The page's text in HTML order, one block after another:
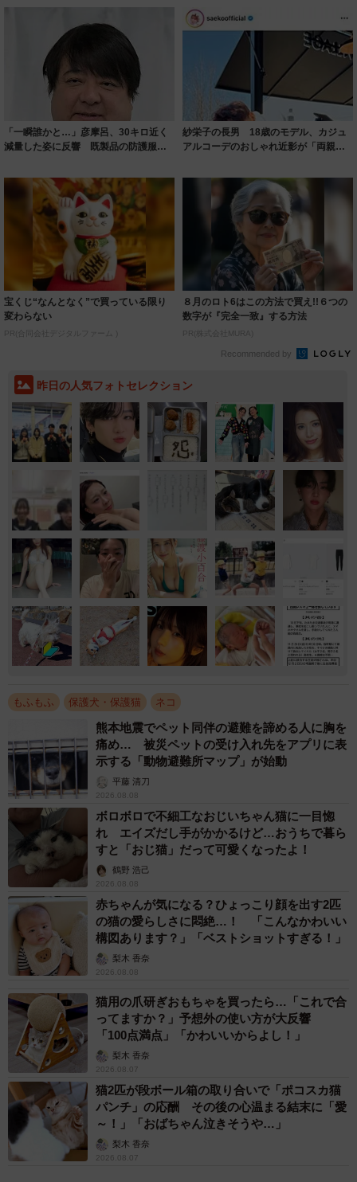
「一瞬誰かと…」彦摩呂、30キロ近く
減量した姿に反響 既製品の防護服が
紗栄子の長男 18歳のモデル、カジュ
アルコーデのおしゃれ近影が「両親の
宝くじ“なんとなく”で買っている限り
変わらない
PR(合同会社デジタルファーム )
８月のロト6はこの方法で買え!!６つの
数字が『完全一致』する方法
PR(株式会社MURA)
Recommended by
昨日の人気フォトセレクション
もふもふ 保護犬・保護猫 ネコ
熊本地震でペット同伴の避難を諦める人に胸を
痛め… 被災ペットの受け入れ先をアプリに表
示する「動物避難所マップ」が始動
平藤 清刀
2026.08.08
ボロボロで不細工なおじいちゃん猫に一目惚
れ エイズだし手がかかるけど…おうちで暮ら
すと「おじ猫」だって可愛くなったよ！
鶴野 浩己
2026.08.08
赤ちゃんが気になる？ひょっこり顔を出す2匹
の猫の愛らしさに悶絶…！ 「こんなかわいい
構図あります？」「ベストショットすぎる！」
梨木 香奈
2026.08.08
猫用の爪研ぎおもちゃを買ったら…「これで合
ってますか？」予想外の使い方が大反響
「100点満点」「かわいいからよし！」
梨木 香奈
2026.08.07
猫2匹が段ボール箱の取り合いで「ポコスカ猫
パンチ」の応酬 その後の心温まる結末に「愛
～！」「おばちゃん泣きそうや…」
梨木 香奈
2026.08.07